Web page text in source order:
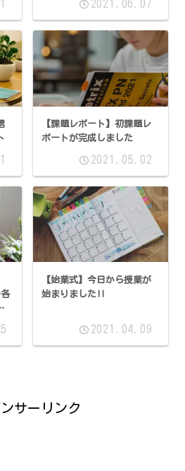
2021.06.07
【課題レポート】初課題レ
ポートが完成しました
2021.05.02
【始業式】今日から授業が
始まりました!!
2021.04.09
サーリンク